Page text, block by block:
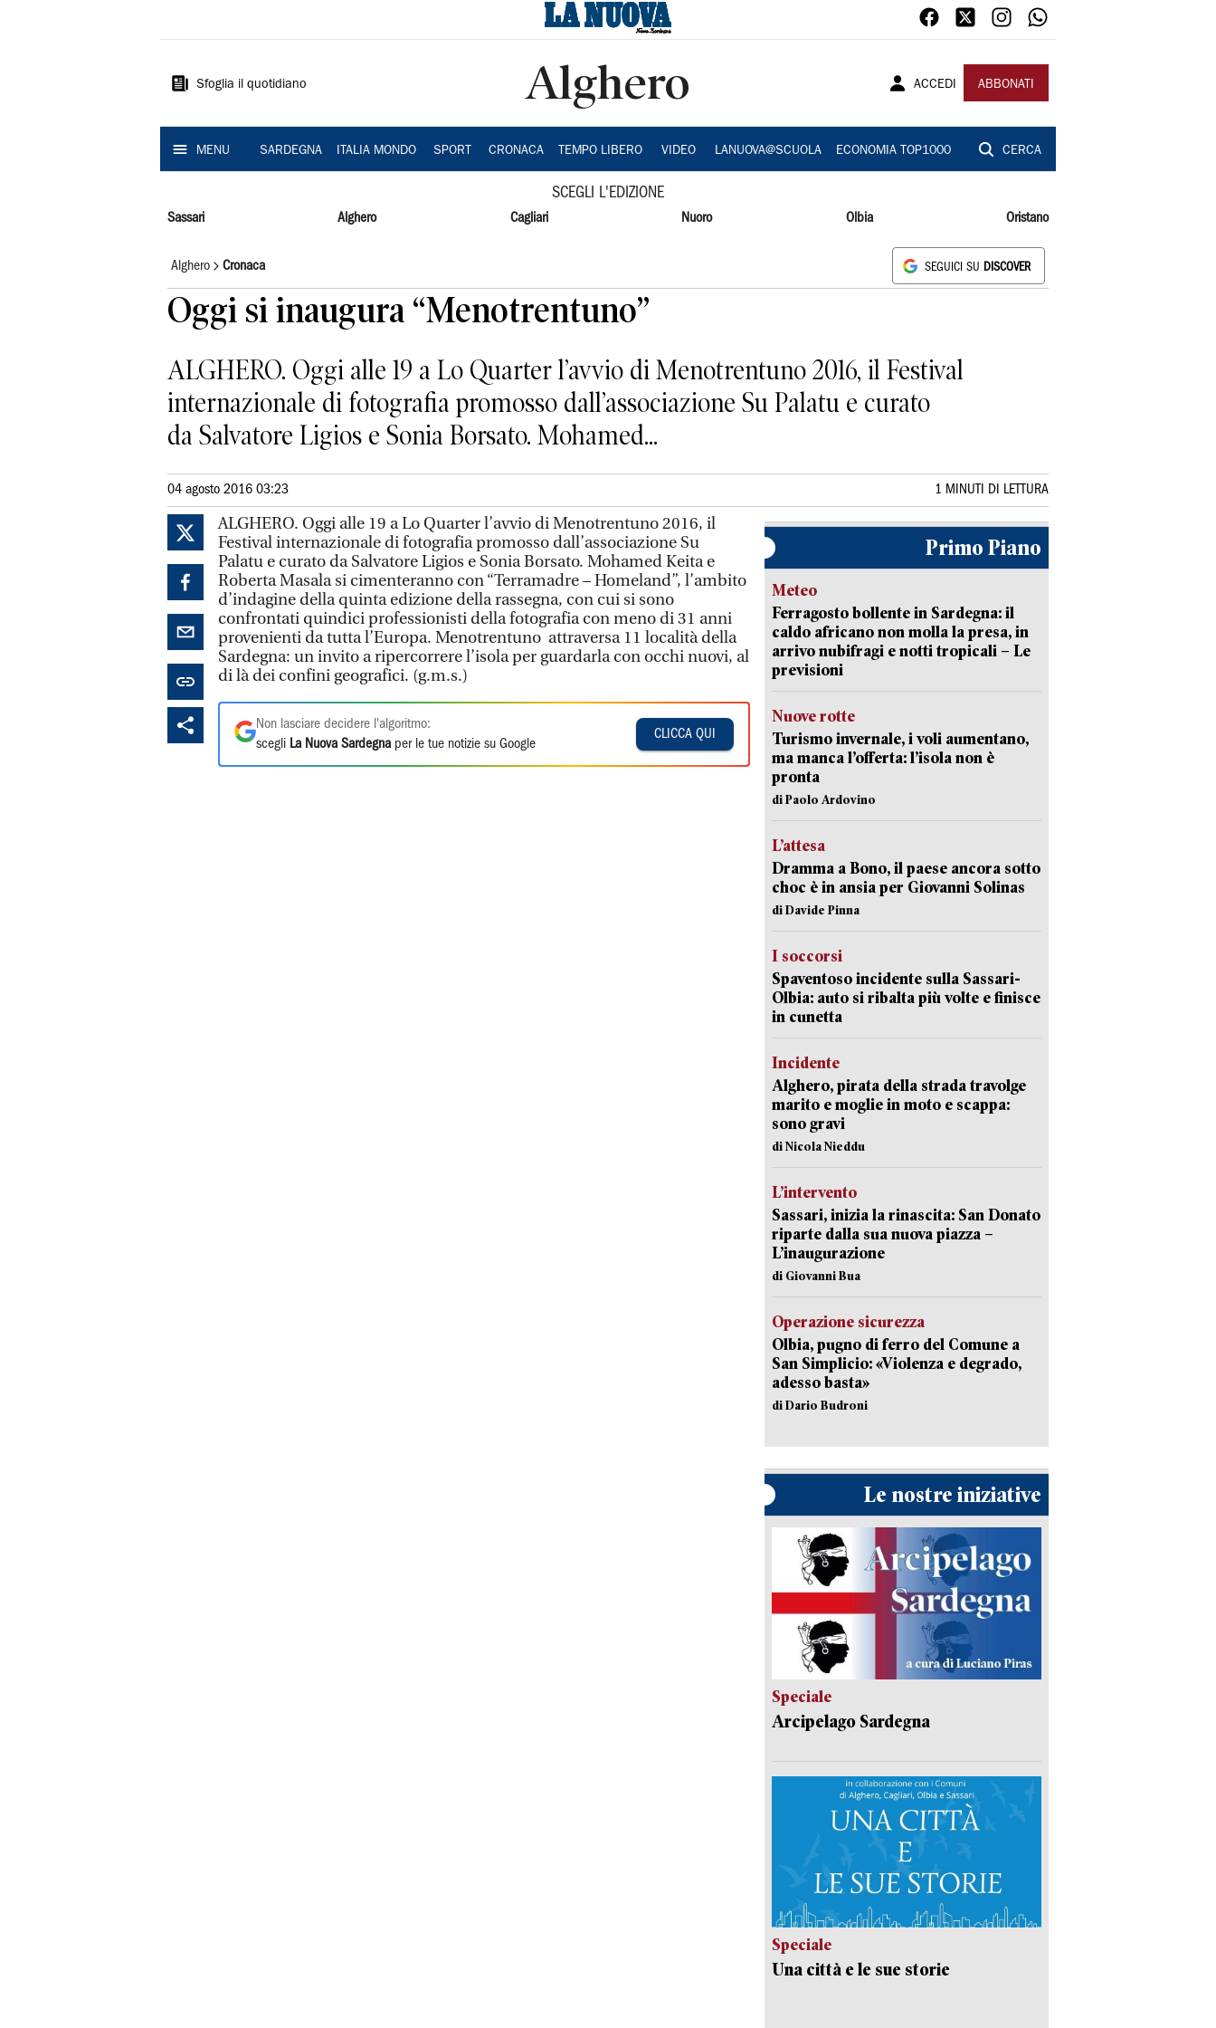
Sardegna
Sfoglia il quotidiano Alghero ACCEDI ABBONATI
MENU SARDEGNA ITALIA MONDO SPORT CRONACA TEMPO LIBERO VIDEO LANUOVA@SCUOLA ECONOMIA TOP1000 CERCA
SCEGLI L'EDIZIONE
Sassari Alghero Cagliari Nuoro Olbia Oristano
Alghero Cronaca SEGUICI SU DISCOVER
Oggi si inaugura “Menotrentuno”
ALGHERO. Oggi alle 19 a Lo Quarter l’avvio di Menotrentuno 2016, il Festival
internazionale di fotografia promosso dall’associazione Su Palatu e curato
da Salvatore Ligios e Sonia Borsato. Mohamed...
04 agosto 2016 03:23 1 MINUTI DI LETTURA
ALGHERO. Oggi alle 19 a Lo Quarter l’avvio di Menotrentuno 2016, il
Festival internazionale di fotografia promosso dall’associazione Su
Palatu e curato da Salvatore Ligios e Sonia Borsato. Mohamed Keita e
Roberta Masala si cimenteranno con “Terramadre – Homeland”, l’ambito
d’indagine della quinta edizione della rassegna, con cui si sono
confrontati quindici professionisti della fotografia con meno di 31 anni
provenienti da tutta l’Europa. Menotrentuno attraversa 11 località della
Sardegna: un invito a ripercorrere l’isola per guardarla con occhi nuovi, al
di là dei confini geografici. (g.m.s.)
Non lasciare decidere l'algoritmo:
scegli La Nuova Sardegna per le tue notizie su Google
CLICCA QUI
Primo Piano
Meteo
Ferragosto bollente in Sardegna: il
caldo africano non molla la presa, in
arrivo nubifragi e notti tropicali – Le
previsioni
Nuove rotte
Turismo invernale, i voli aumentano,
ma manca l’offerta: l’isola non è
pronta
di Paolo Ardovino
L’attesa
Dramma a Bono, il paese ancora sotto
choc è in ansia per Giovanni Solinas
di Davide Pinna
I soccorsi
Spaventoso incidente sulla Sassari-
Olbia: auto si ribalta più volte e finisce
in cunetta
Incidente
Alghero, pirata della strada travolge
marito e moglie in moto e scappa:
sono gravi
di Nicola Nieddu
L’intervento
Sassari, inizia la rinascita: San Donato
riparte dalla sua nuova piazza –
L’inaugurazione
di Giovanni Bua
Operazione sicurezza
Olbia, pugno di ferro del Comune a
San Simplicio: «Violenza e degrado,
adesso basta»
di Dario Budroni
Le nostre iniziative
Speciale
Arcipelago Sardegna
Speciale
Una città e le sue storie